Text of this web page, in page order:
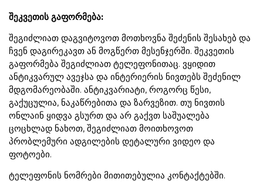
შეკვეთის გაფორმება:
შეგიძლიათ დაგვიტოვოთ მოთხოვნა შეძენის შესახებ და
ჩვენ დაგირეკავთ ან მოგწერთ მესენჯერში. შეკვეთის
გაფორმება შეგიძლიათ ტელეფონითაც. ვყიდით
ანტიკვარულ ავეჯსა და ინტერიერის ნივთებს შეძენილ
მდგომარეობაში. ანტიკვარიატი, როგორც წესი,
გაქუცულია, ნაკაწრებითა და ზარვეზით. თუ ნივთის
ონლაინ ყიდვა გსურთ და არ გაქვთ საშუალება
ცოცხლად ნახოთ, შეგიძლიათ მოითხოვოთ
პრობლემური ადგილების დეტალური ვიდეო და
ფოტოები.
ტელეფონის ნომრები მითითებულია კონტაქტებში.